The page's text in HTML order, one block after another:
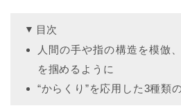
目次
人間の手や指の構造を模倣
を掴めるように
“からくり”を応用した3種類